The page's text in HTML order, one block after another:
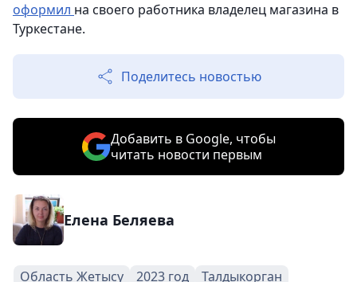
оформил на своего работника владелец магазина в
Туркестане.
Поделитесь новостью
Добавить в Google, чтобы
читать новости первым
Елена Беляева
Область Жетысу 2023 год Талдыкорган